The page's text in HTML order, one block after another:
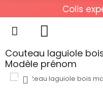
Colis
Couteau laguiole
Modèle prénom